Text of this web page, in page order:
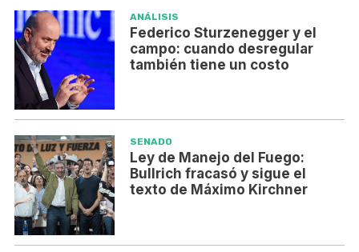
ANÁLISIS
Federico Sturzenegger y el
campo: cuando desregular
también tiene un costo
SENADO
Ley de Manejo del Fuego:
Bullrich fracasó y sigue el
texto de Máximo Kirchner